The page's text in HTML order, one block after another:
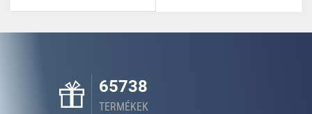
65738
TERMÉKEK